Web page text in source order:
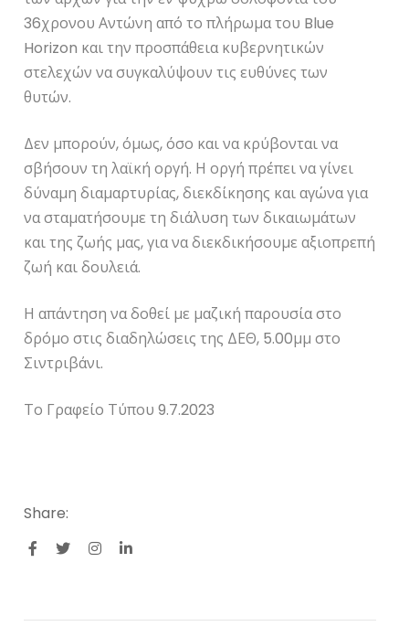
36χρονου Αντώνη από το πλήρωμα του Blue
Horizon και την προσπάθεια κυβερνητικών
στελεχών να συγκαλύψουν τις ευθύνες των
θυτών.
Δεν μπορούν, όμως, όσο και να κρύβονται να
σβήσουν τη λαϊκή οργή. Η οργή πρέπει να γίνει
δύναμη διαμαρτυρίας, διεκδίκησης και αγώνα για
να σταματήσουμε τη διάλυση των δικαιωμάτων
και της ζωής μας, για να διεκδικήσουμε αξιοπρεπή
ζωή και δουλειά.
Η απάντηση να δοθεί με μαζική παρουσία στο
δρόμο στις διαδηλώσεις της ΔΕΘ, 5.00μμ στο
Σιντριβάνι.
Το Γραφείο Τύπου 9.7.2023
Share: